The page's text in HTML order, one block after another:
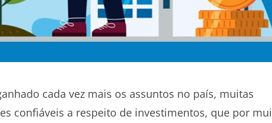
cada vez mais os assuntos no país, muitas
confiáveis a respeito de investimentos, que por